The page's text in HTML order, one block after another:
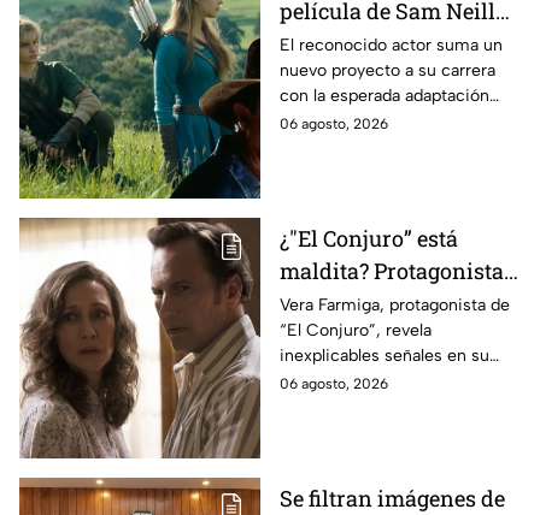
película de Sam Neill
antes de morir: esto es
lo que se sabe hasta
ahora
El reconocido actor suma un
nuevo proyecto a su carrera
con la esperada adaptación
cinematográfica del popular
06 agosto, 2026
¿"El Conjuro” está
maldita? Protagonista
revela INQUIETANTES
señales en su cuerpo
durante la grabación de
la película
Vera Farmiga, protagonista de
“El Conjuro”, revela
inexplicables señales en su
cuerpo durante el rodaje de la
06 agosto, 2026
Se filtran imágenes de